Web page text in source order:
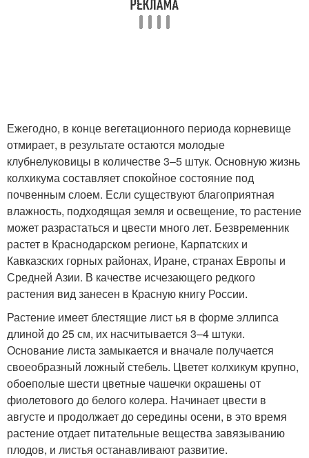
Ежегодно, в конце вегетационного периода корневище
отмирает, в результате остаются молодые
клубнелуковицы в количестве 3–5 штук. Основную жизнь
колхикума составляет спокойное состояние под
почвенным слоем. Если существуют благоприятная
влажность, подходящая земля и освещение, то растение
может разрастаться и цвести много лет. Безвременник
растет в Краснодарском регионе, Карпатских и
Кавказских горных районах, Иране, странах Европы и
Средней Азии. В качестве исчезающего редкого
растения вид занесен в Красную книгу России.
Растение имеет блестящие лист ья в форме эллипса
длиной до 25 см, их насчитывается 3–4 штуки.
Основание листа замыкается и вначале получается
своеобразный ложный стебель. Цветет колхикум крупно,
обоеполые шести цветные чашечки окрашены от
фиолетового до белого колера. Начинает цвести в
августе и продолжает до середины осени, в это время
растение отдает питательные вещества завязыванию
плодов, и листья останавливают развитие.